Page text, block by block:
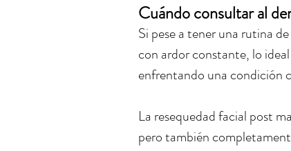
Cuándo consultar al
Si pese a tener una rutina
con ardor constante, lo
enfrentando una condición
La resequedad facial post
pero también